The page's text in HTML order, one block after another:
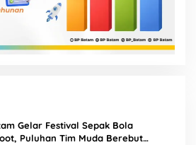
Gelar Festival Sepak Bola
Puluhan Tim Muda Berebut